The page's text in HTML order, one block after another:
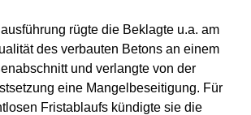
rügte die Beklagte u.a. am
des verbauten Betons an einem
und verlangte von der
eine Mangelbeseitigung. Für
Fristablaufs kündigte sie die